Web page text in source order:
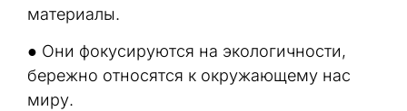
материалы.
● Они фокусируются на экологичности,
бережно относятся к окружающему нас
миру.